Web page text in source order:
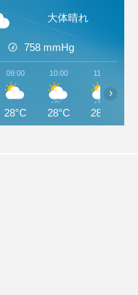
大体晴れ
758 mmHg
09:00
28°C
10:00
28°C
11:00
28°C
›